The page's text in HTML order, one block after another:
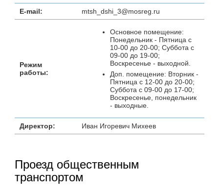
E-mail: mtsh_dshi_3@mosreg.ru
Режим
работы:
Основное помещение:
Понедельник - Пятница с
10-00 до 20-00; Суббота с
09-00 до 19-00;
Воскресенье - выходной.
Доп. помещение: Вторник -
Пятница с 12-00 до 20-00;
Суббота с 09-00 до 17-00;
Воскресенье, понедельник
- выходные.
Директор: Иван Игоревич Михеев
Проезд общественным
транспортом